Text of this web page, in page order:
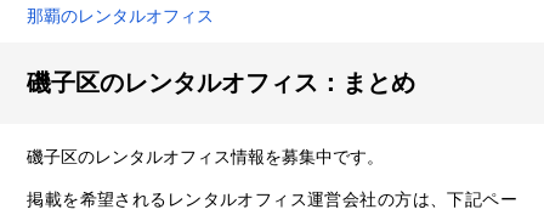
那覇のレンタルオフィス
磯子区のレンタルオフィス：まとめ
磯子区のレンタルオフィス情報を募集中です。
掲載を希望されるレンタルオフィス運営会社の方は、下記ペー